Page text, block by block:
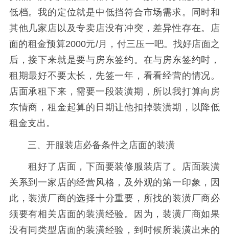
低档。我的定位就是中低挡符合市场需求。同时和
其他几家店以及专卖店没有冲突，差异性存在。店
面的租金预算2000元/月，付三压一吧。找好店面之
后，接下来就是要与房东签约。在与房东签约时，
租期最好不要太长，先签一年，看看经营的情况。
店面承租下来，需要一段装潢期，所以我打算向房
东情商，租金起算的日期让他扣掉装潢期，以降低
租金支出。
三、开服装店必备条件之店面的装潢
租好了店面，下面要装修服装店了。店面装潢
关系到一家店的经营风格，及外观的第一印象，因
此，装潢厂商的选择十分重要，所找的装潢厂商必
须要有相关店面的装潢经验。因为，装潢厂商如果
没有同类型店面的装潢经验，到时候所装潢出来的